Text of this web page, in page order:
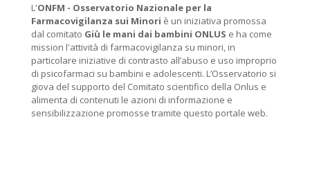
L'ONFM - Osservatorio Nazionale per la
Farmacovigilanza sui Minori è un iniziativa promossa
dal comitato Giù le mani dai bambini ONLUS e ha come
mission l'attività di farmacovigilanza su minori, in
particolare iniziative di contrasto all’abuso e uso improprio
di psicofarmaci su bambini e adolescenti. L’Osservatorio si
giova del supporto del Comitato scientifico della Onlus e
alimenta di contenuti le azioni di informazione e
sensibilizzazione promosse tramite questo portale web.